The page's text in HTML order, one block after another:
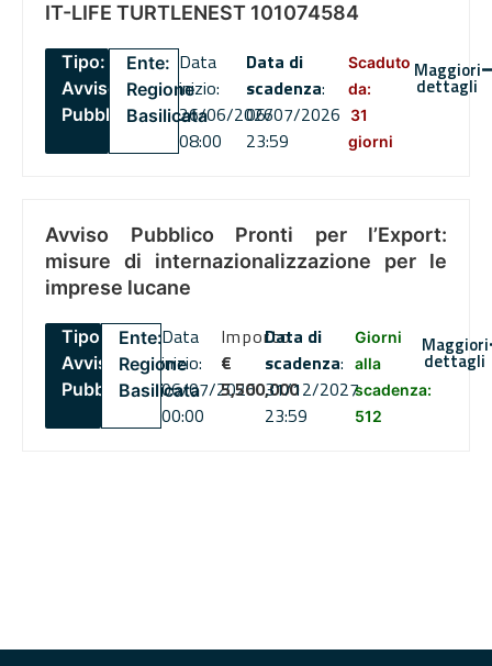
IT-LIFE TURTLENEST 101074584
Tipo:
Avviso
Pubblico
Ente:
Regione
Basilicata
Data
inizio:
26/06/2026
08:00
Data di
scadenza:
06/07/2026
23:59
Scaduto
da:
31
giorni
Maggiori
dettagli
Avviso Pubblico Pronti per l’Export:
misure di internazionalizzazione per le
imprese lucane
Tipo:
Avviso
Pubblico
Ente:
Regione
Basilicata
Data
inizio:
06/07/2026
00:00
Importo
€
5,500,000
Data di
scadenza:
31/12/2027
23:59
Giorni
alla
scadenza:
512
Maggiori
dettagli